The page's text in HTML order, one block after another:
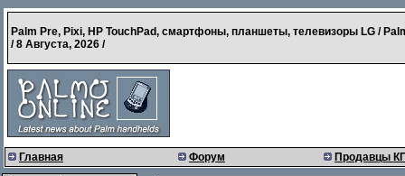
Palm Pre, Pixi, HP TouchPad, смартфоны, планшеты, телевизоры LG /
/8 Августа, 2026 /
Главная Форум Продавцы